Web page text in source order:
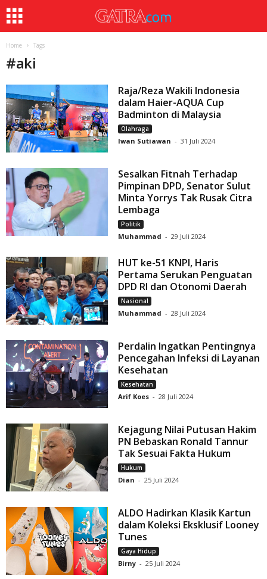
Home Tags
#aki
Raja/Reza Wakili Indonesia
dalam Haier-AQUA Cup
Badminton di Malaysia
Olahraga
Iwan Sutiawan - 31 Juli 2024
Sesalkan Fitnah Terhadap
Pimpinan DPD, Senator Sulut
Minta Yorrys Tak Rusak Citra
Lembaga
Politik
Muhammad - 29 Juli 2024
HUT ke-51 KNPI, Haris
Pertama Serukan Penguatan
DPD RI dan Otonomi Daerah
Nasional
Muhammad - 28 Juli 2024
Perdalin Ingatkan Pentingnya
Pencegahan Infeksi di Layanan
Kesehatan
Kesehatan
Arif Koes - 28 Juli 2024
Kejagung Nilai Putusan Hakim
PN Bebaskan Ronald Tannur
Tak Sesuai Fakta Hukum
Hukum
Dian - 25 Juli 2024
ALDO Hadirkan Klasik Kartun
dalam Koleksi Eksklusif Looney
Tunes
Gaya Hidup
Birny - 25 Juli 2024